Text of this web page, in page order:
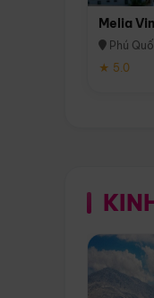
Melia
Phú
★ 5.0